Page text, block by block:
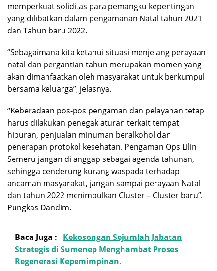
memperkuat soliditas para pemangku kepentingan
yang dilibatkan dalam pengamanan Natal tahun 2021
dan Tahun baru 2022.
“Sebagaimana kita ketahui situasi menjelang perayaan
natal dan pergantian tahun merupakan momen yang
akan dimanfaatkan oleh masyarakat untuk berkumpul
bersama keluarga”, jelasnya.
“Keberadaan pos-pos pengaman dan pelayanan tetap
harus dilakukan penegak aturan terkait tempat
hiburan, penjualan minuman beralkohol dan
penerapan protokol kesehatan. Pengaman Ops Lilin
Semeru jangan di anggap sebagai agenda tahunan,
sehingga cenderung kurang waspada terhadap
ancaman masyarakat, jangan sampai perayaan Natal
dan tahun 2022 menimbulkan Cluster – Cluster baru”.
Pungkas Dandim.
Baca Juga :
Kekosongan Sejumlah Jabatan
Strategis di Sumenep Menghambat Proses
Regenerasi Kepemimpinan.